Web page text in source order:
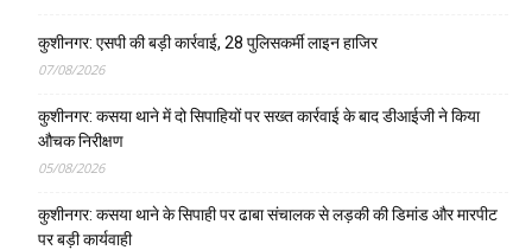
कुशीनगर: एसपी की बड़ी कार्रवाई, 28 पुलिसकर्मी लाइन हाजिर
07/08/2026
कुशीनगर: कसया थाने में दो सिपाहियों पर सख्त कार्रवाई के बाद डीआईजी ने किया
औचक निरीक्षण
05/08/2026
कुशीनगर: कसया थाने के सिपाही पर ढाबा संचालक से लड़की की डिमांड और मारपीट
पर बड़ी कार्यवाही